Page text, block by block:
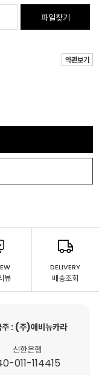
파일찾기
약관보기
뷰
DELIVERY
배송조회
주 : (주)애비뉴카라
신한은행
011-114415